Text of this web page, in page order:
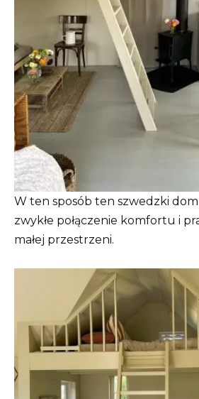
W ten sposób ten szwedzki dom
zwykłe połączenie komfortu i
małej przestrzeni.